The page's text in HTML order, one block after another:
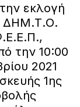
εκλογή
ΔΗΜ.Τ.Ο.
την 10:00
2021
1ης